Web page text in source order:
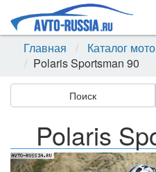
Главная
Каталог мото
Polaris Sportsman 90
Поиск
Polaris
Назад